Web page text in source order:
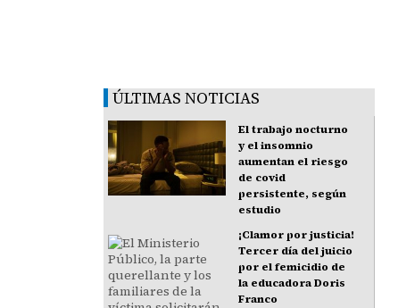
ÚLTIMAS NOTICIAS
El trabajo nocturno
y el insomnio
aumentan el riesgo
de covid
persistente, según
estudio
¡Clamor por justicia!
Tercer día del juicio
por el femicidio de
la educadora Doris
Franco